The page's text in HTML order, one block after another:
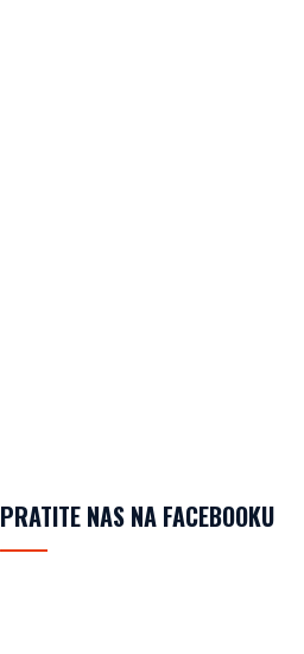
PRATITE NAS NA FACEBOOKU